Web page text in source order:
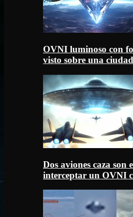
OVNI luminoso con
visto sobre una
Dos aviones caza son
interceptar un OVNI